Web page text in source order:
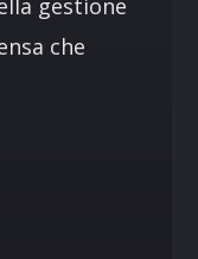
gestione
che